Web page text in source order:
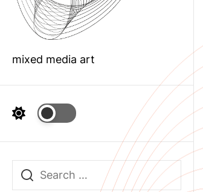
mixed media art